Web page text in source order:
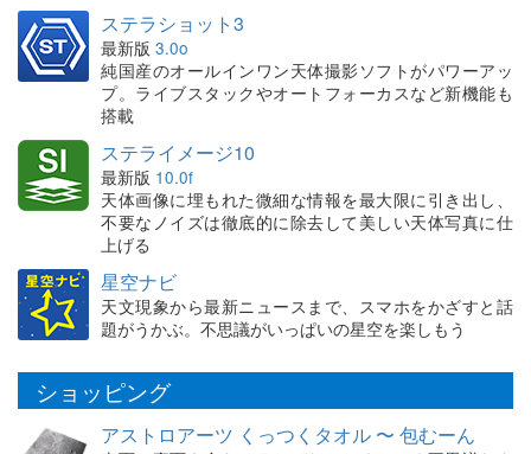
ステラショット3
最新版 3.0o
純国産のオールインワン天体撮影ソフトがパワーアッ
プ。ライブスタックやオートフォーカスなど新機能も
搭載
ステライメージ10
最新版 10.0f
天体画像に埋もれた微細な情報を最大限に引き出し、
不要なノイズは徹底的に除去して美しい天体写真に仕
上げる
星空ナビ
天文現象から最新ニュースまで、スマホをかざすと話
題がうかぶ。不思議がいっぱいの星空を楽しもう
ショッピング
アストロアーツ くっつくタオル 〜 包むーん